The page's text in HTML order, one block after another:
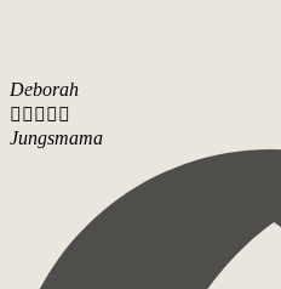
Deborah
    
Jungsmama